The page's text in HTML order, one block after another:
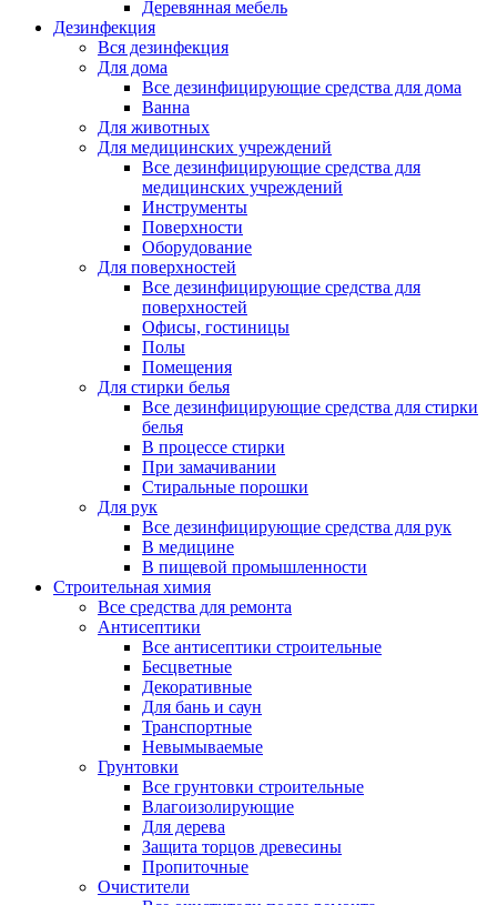
Деревянная мебель
Дезинфекция
Вся дезинфекция
Для дома
Все дезинфицирующие средства для дома
Ванна
Для животных
Для медицинских учреждений
Все дезинфицирующие средства для
медицинских учреждений
Инструменты
Поверхности
Оборудование
Для поверхностей
Все дезинфицирующие средства для
поверхностей
Офисы, гостиницы
Полы
Помещения
Для стирки белья
Все дезинфицирующие средства для стирки
белья
В процессе стирки
При замачивании
Стиральные порошки
Для рук
Все дезинфицирующие средства для рук
В медицине
В пищевой промышленности
Строительная химия
Все средства для ремонта
Антисептики
Все антисептики строительные
Бесцветные
Декоративные
Для бань и саун
Транспортные
Невымываемые
Грунтовки
Все грунтовки строительные
Влагоизолирующие
Для дерева
Защита торцов древесины
Пропиточные
Очистители